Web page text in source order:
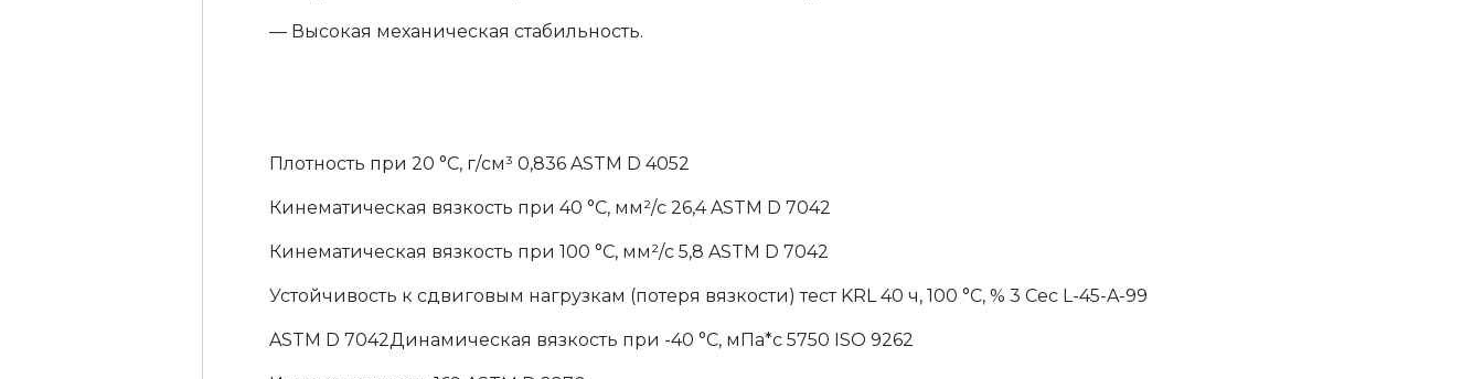
— Высокая механическая стабильность.
Плотность при 20 °C, г/см³ 0,836 ASTM D 4052
Кинематическая вязкость при 40 °C, мм²/с 26,4 ASTM D 7042
Кинематическая вязкость при 100 °C, мм²/с 5,8 ASTM D 7042
Устойчивость к сдвиговым нагрузкам (потеря вязкости) тест KRL 40 ч, 100 °С, % 3 Cec L-45-A-99
ASTM D 7042Динамическая вязкость при -40 °C, мПа*с 5750 ISO 9262